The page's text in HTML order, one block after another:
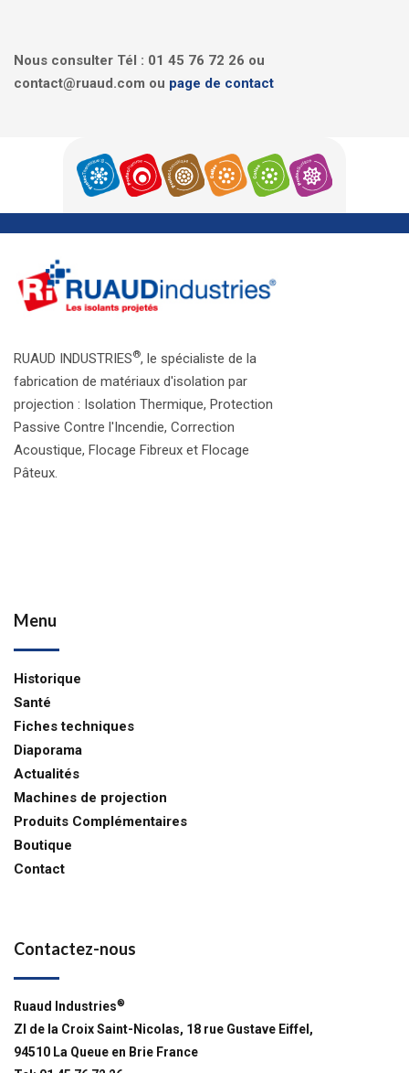
Nous consulter Tél : 01 45 76 72 26 ou
contact@ruaud.com ou page de contact
RUAUD INDUSTRIES®, le spécialiste de la
fabrication de matériaux d'isolation par
projection : Isolation Thermique, Protection
Passive Contre l'Incendie, Correction
Acoustique, Flocage Fibreux et Flocage
Pâteux.
Menu
Historique
Santé
Fiches techniques
Diaporama
Actualités
Machines de projection
Produits Complémentaires
Boutique
Contact
Contactez-nous
Ruaud Industries®
ZI de la Croix Saint-Nicolas, 18 rue Gustave Eiffel,
94510 La Queue en Brie France